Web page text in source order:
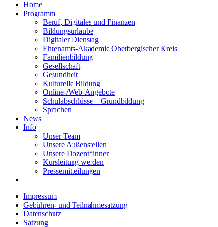
Home
Programm
Beruf, Digitales und Finanzen
Bildungsurlaube
Digitaler Dienstag
Ehrenamts-Akademie Oberbergischer Kreis
Familienbildung
Gesellschaft
Gesundheit
Kulturelle Bildung
Online-/Web-Angebote
Schulabschlüsse – Grundbildung
Sprachen
News
Info
Unser Team
Unsere Außenstellen
Unsere Dozent*innen
Kursleitung werden
Pressemitteilungen
Impressum
Gebühren- und Teilnahmesatzung
Datenschutz
Satzung